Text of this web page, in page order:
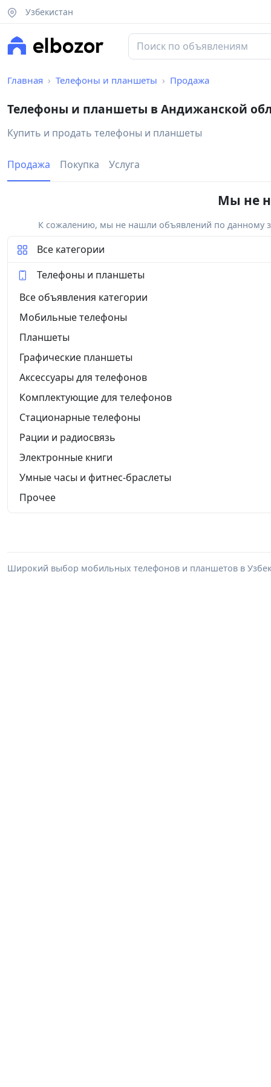
Узбекистан
Главная Телефоны и планшеты Продажа
Телефоны и планшеты в Андижанской
Купить и продать телефоны и планшеты
Продажа Покупка Услуга
Мы не
К сожалению, мы не нашли объявлений по данному
Все категории
Телефоны и планшеты
Все объявления категории
Мобильные телефоны
Планшеты
Графические планшеты
Аксессуары для телефонов
Комплектующие для телефонов
Стационарные телефоны
Рации и радиосвязь
Электронные книги
Умные часы и фитнес-браслеты
Прочее
Широкий выбор мобильных телефонов и планшетов в